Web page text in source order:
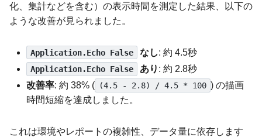
化、集計などを含む）の表示時間を測定した結果、以下の
ような改善が見られました。
Application.Echo False なし: 約 4.5秒
Application.Echo False あり : 約 2.8秒
改善率: 約 38% ( (4.5 - 2.8) / 4.5 * 100 ) の描画
時間短縮を達成しました。
これは環境やレポートの複雑性、データ量に依存します